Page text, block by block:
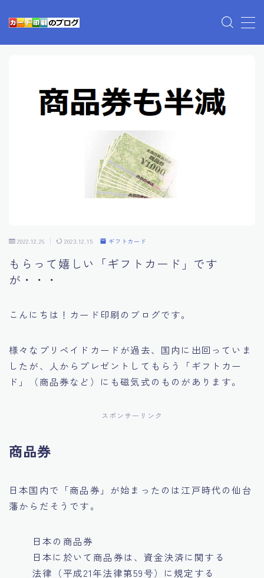
有料記事の決済完了ページ
運営者情報
2022.12.26 2023.12.15 ギフトカード
もらって嬉しい「ギフトカード」です
が・・・
こんにちは！カード印刷のブログです。
様々なプリペイドカードが過去、国内に出回っていま
したが、人からプレゼントしてもらう「ギフトカー
ド」（商品券など）にも磁気式のものがあります。
スポンサーリンク
商品券
日本国内で「商品券」が始まったのは江戸時代の仙台
藩からだそうです。
日本の商品券
日本に於いて商品券は、資金決済に関する
法律（平成21年法律第59号）に規定する